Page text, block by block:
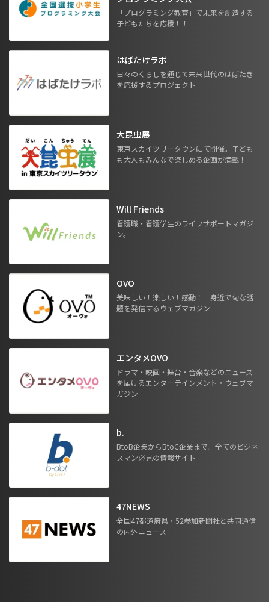
「プログラミング教育」で未来を創造する
子どもたちを応援！！
はばたけラボ
日々のくらしを通じて未来世代のはばたき
を応援するプロジェクト
大昆虫展
東京スカイツリータウンにて開催。子ども
も大人もみんなで楽しめる企画が満載！
Will Friends
看護職・看護学生のライフサポートマガジ
ン。
OVO
美味しい！楽しい！感動！ 身近で旬な話
題を発信するウェブマガジン
エンタメOVO
ドラマ・映画・舞台・音楽などのニュース
を届けるエンターテインメント・ウェブマ
ガジン
b.
BtoB企業からBtoC企業まで。全てのビジネ
スマン必見の情報サイト
47NEWS
全国47都道府県・52参加新聞社と共同通信
の内外ニュース